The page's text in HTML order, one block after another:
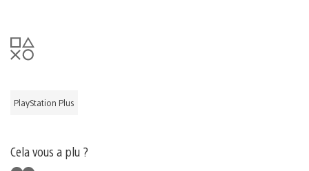
PlayStation Plus
Cela vous a plu ?